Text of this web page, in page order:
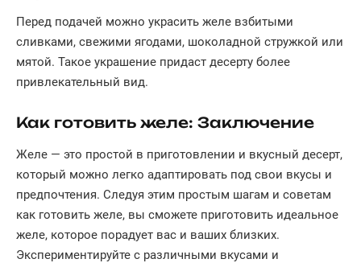
Перед подачей можно украсить желе взбитыми
сливками, свежими ягодами, шоколадной стружкой или
мятой. Такое украшение придаст десерту более
привлекательный вид.
Как готовить желе: Заключение
Желе — это простой в приготовлении и вкусный десерт,
который можно легко адаптировать под свои вкусы и
предпочтения. Следуя этим простым шагам и советам
как готовить желе, вы сможете приготовить идеальное
желе, которое порадует вас и ваших близких.
Экспериментируйте с различными вкусами и